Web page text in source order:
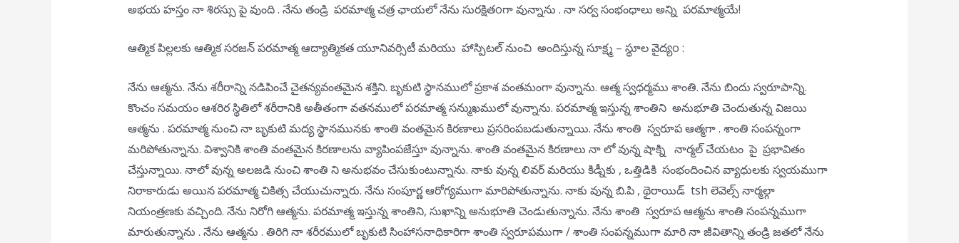
అభయ హస్తం నా శిరస్సు పై వుంది . నేను తండ్రి పరమాత్మ చత్ర ఛాయలో నేను సురక్షితoగా వున్నాను . నా సర్వ సంభంధాలు అన్ని పరమాత్మయే!
ఆత్మిక పిల్లలకు ఆత్మిక సరజన్ పరమాత్మ ఆద్యాత్మికత యూనివర్సిటీ మరియు హాస్పిటల్ నుంచి అందిస్తున్న సూక్ష్మ – స్థూల వైద్యo :
నేను ఆత్మను. నేను శరీరాన్ని నడిపించే చైతన్యవంతమైన శక్తిని. బృకుటి స్థానములో ప్రకాశ వంతమంగా వున్నాను. ఆత్మ స్వధర్మము శాంతి. నేను బిందు స్వరూపాన్ని.
కొంచం సమయం ఆశరిర స్థితిలో శరీరానికి అతీతంగా వతనములో పరమాత్మ సన్ముఖములో వున్నాను. పరమాత్మ ఇస్తున్న శాంతిని అనుభూతి చెందుతున్న విజయి
ఆత్మను . పరమాత్మ నుంచి నా బృకుటి మద్య స్థానమునకు శాంతి వంతమైన కిరణాలు ప్రసరింపబడుతున్నాయి. నేను శాంతి స్వరూప ఆత్మగా . శాంతి సంపన్నంగా
మరిపోతున్నాను. విశ్వానికి శాంతి వంతమైన కిరణాలను వ్యాపింపజేస్తూ వున్నాను. శాంతి వంతమైన కిరణాలు నా లో వున్న షాక్ని నార్మల్ చేయటం పై ప్రభావితం
చేస్తున్నాయి. నాలో వున్న అలజడి నుంచి శాంతి ని అనుభవం చేసుకుంటున్నాను. నాకు వున్న లివర్ మరియు కిడ్నీకు , ఒత్తిడికి సంభందించిన వ్యాధులకు స్వయముగా
నిరాకారుడు అయిన పరమాత్మ చికిత్స చేయుచున్నారు. నేను సంపూర్ణ ఆరోగ్యముగా మారిపోతున్నాను. నాకు వున్న బి.పి , థైరాయిడ్ tsh లెవెల్స్ నార్మల్గా
నియంత్రణకు వచ్చింది. నేను నిరోగి ఆత్మను. పరమాత్మ ఇస్తున్న శాంతిని, సుఖాన్ని అనుభూతి చెండుతున్నాను. నేను శాంతి స్వరూప ఆత్మను శాంతి సంపన్నముగా
మారుతున్నాను . నేను ఆత్మను . తిరిగి నా శరీరములో బృకుటి సింహాసనాధికారిగా శాంతి స్వరూపముగా / శాంతి సంపన్నముగా మారి నా జీవితాన్ని తండ్రి జతలో నేను